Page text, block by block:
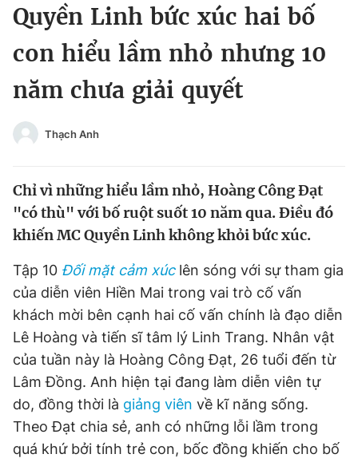
Chuyên mục
Tin 24h
Video Magazine
Sản phẩm khác
Tiện ích Bạn cần biết
Thông tin tòa soạn Liên hệ quảng cáo
Đổi mật khẩu
Tin đã lưu
Tin đã xem
Đăng xuất
Quyền Linh bức xúc hai bố
con hiểu lầm nhỏ nhưng 10
năm chưa giải quyết
Thạch Anh
Chỉ vì những hiểu lầm nhỏ, Hoàng Công Đạt
"có thù" với bố ruột suốt 10 năm qua. Điều đó
khiến MC Quyền Linh không khỏi bức xúc.
Tập 10 Đối mặt cảm xúclên sóng với sự tham gia
của diễn viên Hiền Mai trong vai trò cố vấn
khách mời bên cạnh hai cố vấn chính là đạo diễn
Lê Hoàng và tiến sĩ tâm lý Linh Trang. Nhân vật
của tuần này là Hoàng Công Đạt, 26 tuổi đến từ
Lâm Đồng. Anh hiện tại đang làm diễn viên tự
do, đồng thời là giảng viên về kĩ năng sống.
Theo Đạt chia sẻ, anh có những lỗi lầm trong
quá khứ bởi tính trẻ con, bốc đồng khiến cho bố